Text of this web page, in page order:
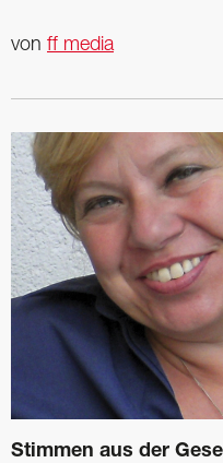
von ff media
Stimmen aus der